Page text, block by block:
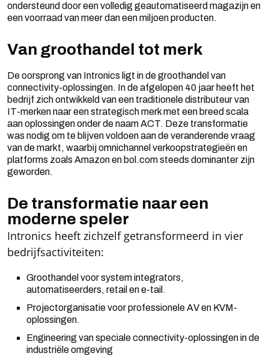
ondersteund door een volledig geautomatiseerd magazijn en
een voorraad van meer dan een miljoen producten.
Van groothandel tot merk
De oorsprong van Intronics ligt in de groothandel van
connectivity-oplossingen. In de afgelopen 40 jaar heeft het
bedrijf zich ontwikkeld van een traditionele distributeur van
IT-merken naar een strategisch merk met een breed scala
aan oplossingen onder de naam ACT. Deze transformatie
was nodig om te blijven voldoen aan de veranderende vraag
van de markt, waarbij omnichannel verkoopstrategieën en
platforms zoals Amazon en bol.com steeds dominanter zijn
geworden.
De transformatie naar een
moderne speler
Intronics heeft zichzelf getransformeerd in vier
bedrijfsactiviteiten:
Groothandel voor system integrators,
automatiseerders, retail en e-tail.
Projectorganisatie voor professionele AV en KVM-
oplossingen.
Engineering van speciale connectivity-oplossingen in de
industriële omgeving